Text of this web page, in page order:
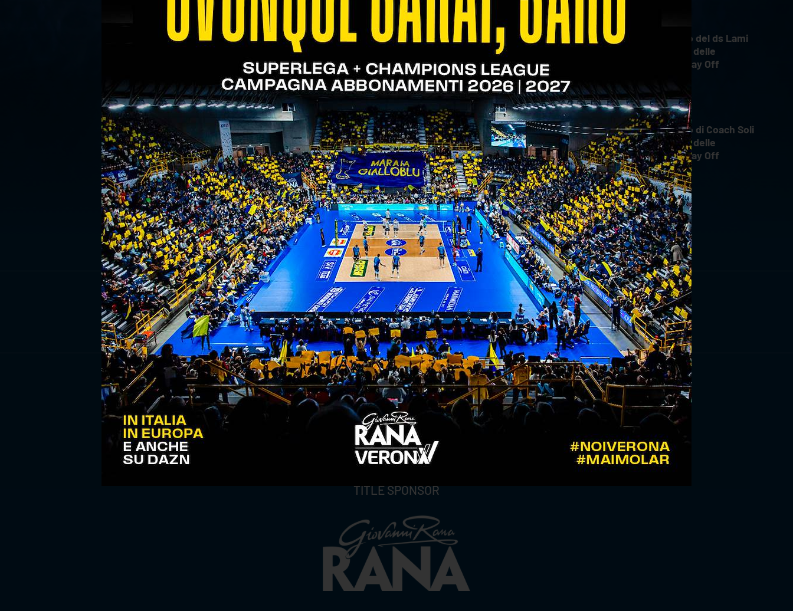
Il commento del ds Lami
dopo Gara 4 delle
Semifinali Play Off
INTERVIEWS
18 aprile 2026
Il commento di Coach Soli
dopo Gara 4 delle
Semifinali Play Off
ISCRIVITI ALLANEWSLETTER ISCRIVITI ORA
TITLE SPONSOR